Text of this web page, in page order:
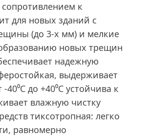
к
для новых зданий с
(до 3-х мм) и мелкие
новых трещин
надежную
выдерживает
до +40⁰С устойчива к
влажную чистку
тиксотропная: легко
равномерно